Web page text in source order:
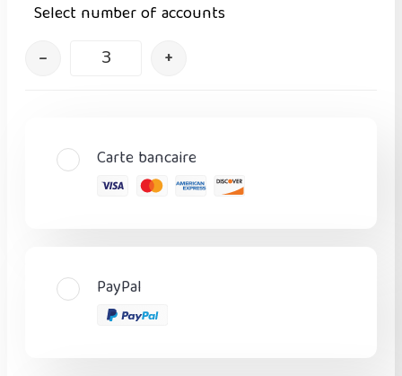
Select number of accounts
– +
Carte bancaire
PayPal